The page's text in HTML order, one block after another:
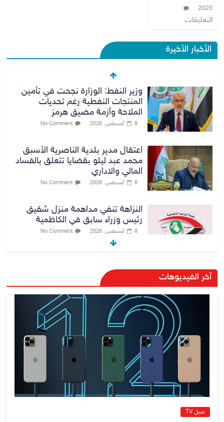
2020
التعليقات
الأخبار الأخيرة
وزير النفط: الوزارة نجحت في تأمين
المنتجات النفطية رغم تحديات
الملاحة وأزمة مضيق هرمز
8 أغسطس، 2026 No Comment
اعتقال مدير بلدية الناصرية الأسبق
محمد عبد ليلو بقضايا تتعلق بالفساد
المالي والاداري
8 أغسطس، 2026 No Comment
النزاهة تنفي مداهمة منزل شقيق
رئيس وزراء سابق في الكاظمية
8 أغسطس، 2026 No Comment
رئيس حكومة إقليم كردستان مسرور
بارزاني ينفي ما يشاع عن وجود
عسكري أمريكي في بعض قواعد
الإقليم
8 أغسطس، 2026 No Comment
الدخيل يتابع ميدانياً سير العمل في
المشاريع الاستراتيجية بالموصل
ويشدد على ضرورة إنجازها
آخر الفيديوهات
سيل TV